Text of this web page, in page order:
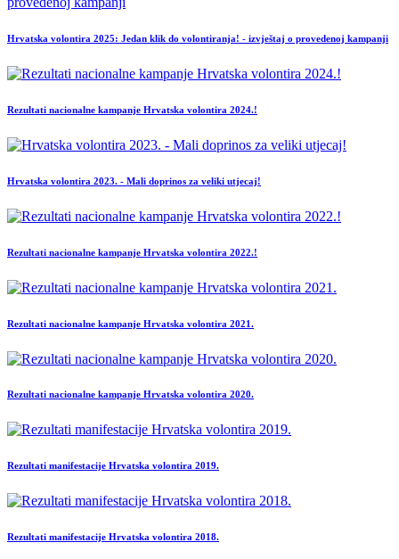
Hrvatska volontira 2025: Jedan klik do volontiranja! - izvještaj o provedenoj kampanji
Rezultati nacionalne kampanje Hrvatska volontira 2024.!
Hrvatska volontira 2023. - Mali doprinos za veliki utjecaj!
Rezultati nacionalne kampanje Hrvatska volontira 2022.!
Rezultati nacionalne kampanje Hrvatska volontira 2021.
Rezultati nacionalne kampanje Hrvatska volontira 2020.
Rezultati manifestacije Hrvatska volontira 2019.
Rezultati manifestacije Hrvatska volontira 2018.